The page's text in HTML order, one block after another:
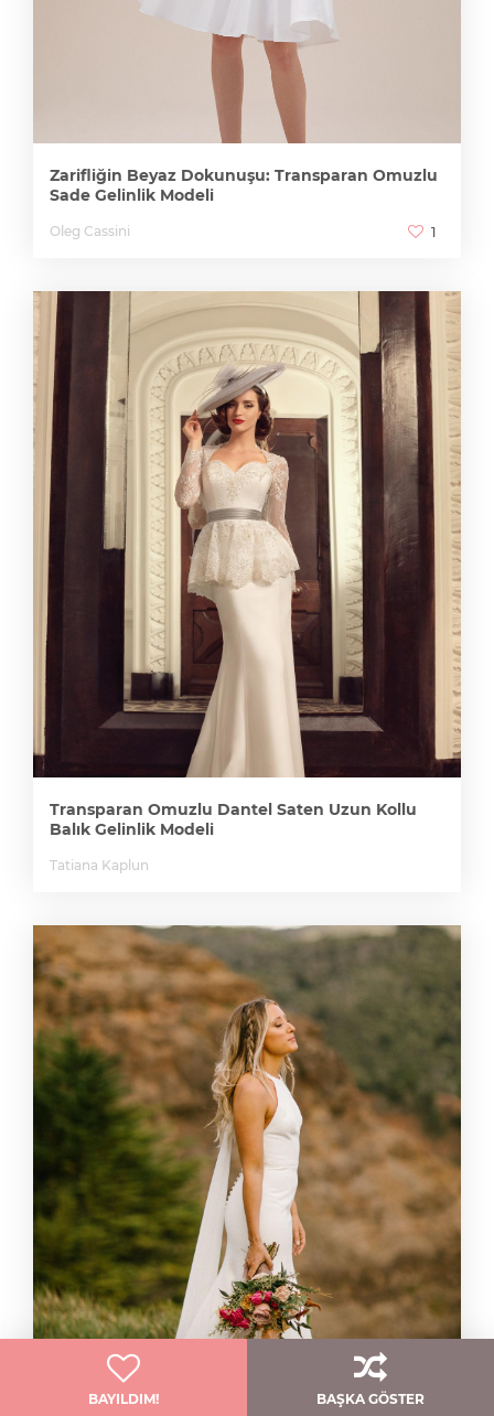
BAYILDIM! BAŞKA GÖSTER
Zarifliğin Beyaz Dokunuşu: Transparan Omuzlu
Sade Gelinlik Modeli
Oleg Cassini 1
Transparan Omuzlu Dantel Saten Uzun Kollu
Balık Gelinlik Modeli
Tatiana Kaplun